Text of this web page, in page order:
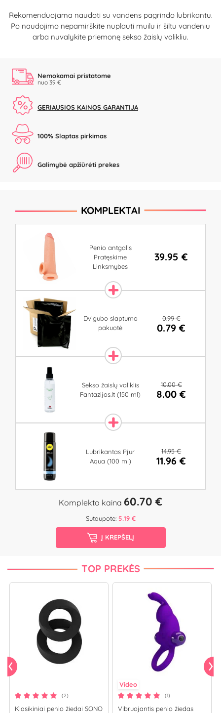
Rekomenduojama naudoti su vandens pagrindo lubrikantu.
Po naudojimo nepamirškite nuplauti muilu ir šiltu vandeniu
arba nuvalykite priemonę sekso žaislų valikliu.
Nemokamai pristatome
nuo 39 €
GERIAUSIOS KAINOS GARANTIJA
100% Slaptas pirkimas
Galimybė apžiūrėti prekes
KOMPLEKTAI
Penio antgalis
Pratęskime
Linksmybes
39.95 €
Dvigubo slaptumo
pakuotė
0.99 €
0.79 €
Sekso žaislų valiklis
Fantazijos.lt (150 ml)
10.00 €
8.00 €
Lubrikantas Pjur
Aqua (100 ml)
14.95 €
11.96 €
Komplekto kaina 60.70 €
Sutaupote: 5.19 €
Į KREPŠELĮ
TOP PREKĖS
(2)
Klasikiniai penio žiedai SONO
Video
(1)
Vibruojantis penio žiedas